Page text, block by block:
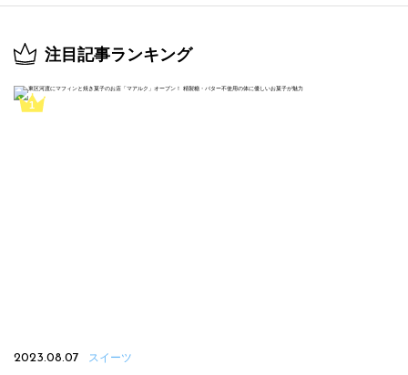
注目記事ランキング
2023.08.07 スイーツ